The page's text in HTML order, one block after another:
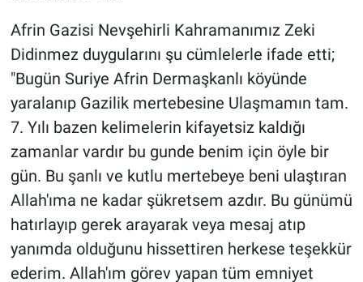
Afrin Gazisi Nevşehirli Kahramanımız Zeki
Didinmez duygularını şu cümlelerle ifade etti;
"Bugün Suriye Afrin Dermaşkanlı köyünde
yaralanıp Gazilik mertebesine Ulaşmamın tam.
7. Yılı bazen kelimelerin kifayetsiz kaldığı
zamanlar vardır bu gunde benim için öyle bir
gün. Bu şanlı ve kutlu mertebeye beni ulaştıran
Allah'ıma ne kadar şükretsem azdır. Bu günümü
hatırlayıp gerek arayarak veya mesaj atıp
yanımda olduğunu hissettiren herkese teşekkür
ederim. Allah'ım görev yapan tüm emniyet